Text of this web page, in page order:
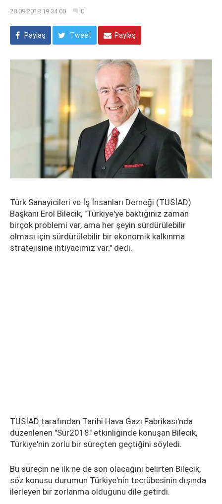
28.09.2018 19:34:00 0
Paylaş Tweet Paylaş
Türk Sanayicileri ve İş İnsanları Derneği (TÜSİAD)
Başkanı Erol Bilecik, "Türkiye'ye baktığınız zaman
birçok problemi var, ama her şeyin sürdürülebilir
olması için sürdürülebilir bir ekonomik kalkınma
stratejisine ihtiyacımız var." dedi.
TÜSİAD tarafından Tarihi Hava Gazı Fabrikası'nda
düzenlenen "Sür2018" etkinliğinde konuşan Bilecik,
Türkiye'nin zorlu bir süreçten geçtiğini söyledi.
Bu sürecin ne ilk ne de son olacağını belirten Bilecik,
söz konusu durumun Türkiye'nin tecrübesinin dışında
ilerleyen bir zorlanma olduğunu dile getirdi.